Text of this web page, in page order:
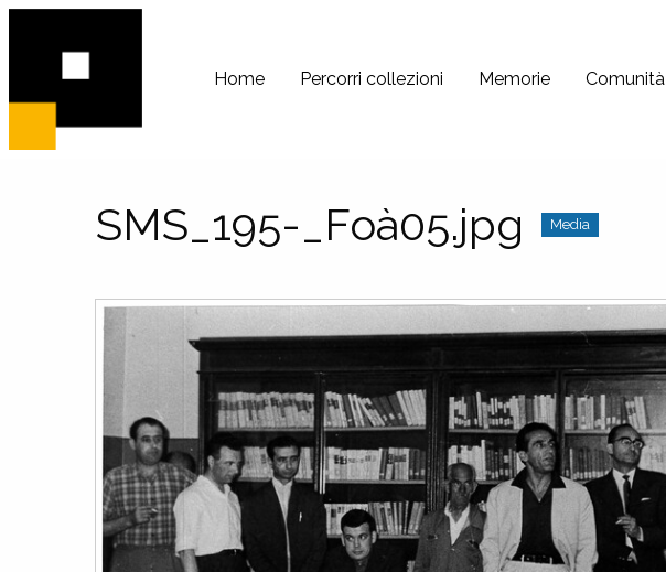
ArchivioHome Percorri collezioni Memorie Comunità
SMS_195-_Foà05.jpg Media